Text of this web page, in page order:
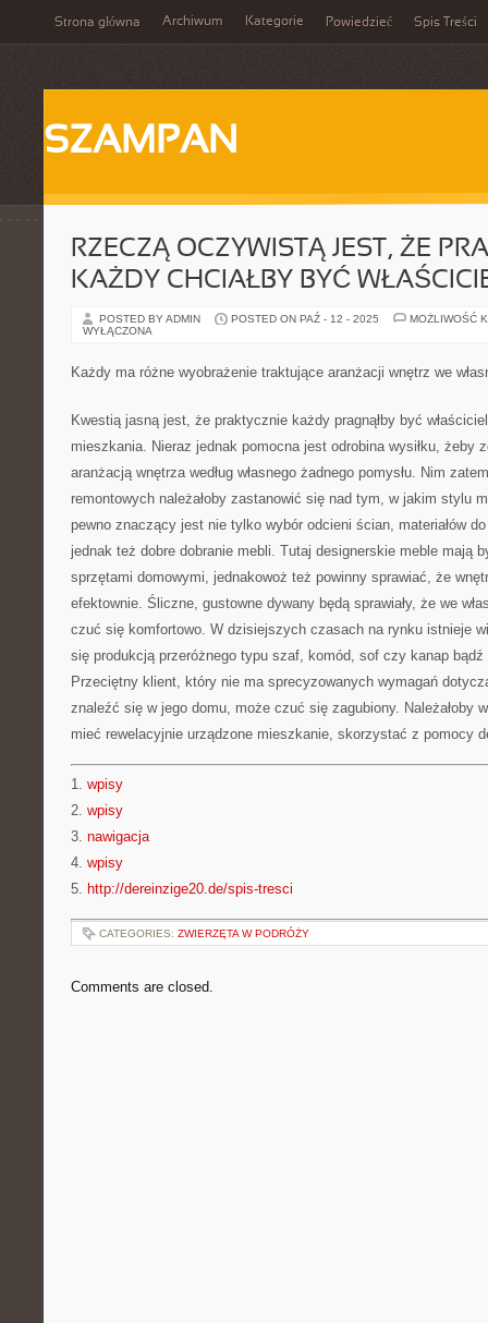
Strona główna Archiwum Kategorie Powiedzieć Spis Treści
SZAMPAN
RZECZĄ OCZYWISTĄ JEST, ŻE
KAŻDY CHCIAŁBY BYĆ
POSTED BY ADMIN POSTED ON PAŹ - 12 - 2025
MOŻLIWOŚĆ
WYŁĄCZONA
Każdy ma różne wyobrażenie traktujące aranżacji wnętrz we
Kwestią jasną jest, że praktycznie każdy pragnąłby być
mieszkania. Nieraz jednak pomocna jest odrobina wysiłku, żeby
aranżacją wnętrza według własnego żadnego pomysłu. Nim
remontowych należałoby zastanowić się nad tym, w jakim stylu
pewno znaczący jest nie tylko wybór odcieni ścian, materiałów
jednak też dobre dobranie mebli. Tutaj designerskie meble mają
sprzętami domowymi, jednakowoż też powinny sprawiać, że
efektownie. Śliczne, gustowne dywany będą sprawiały, że we
czuć się komfortowo. W dzisiejszych czasach na rynku istnieje
się produkcją przeróżnego typu szaf, komód, sof czy kanap
Przeciętny klient, który nie ma sprecyzowanych wymagań
znaleźć się w jego domu, może czuć się zagubiony. Należałoby
mieć rewelacyjnie urządzone mieszkanie, skorzystać z pomocy
1. wpisy
2. wpisy
3. nawigacja
4. wpisy
5. http://dereinzige20.de/spis-tresci
CATEGORIES: ZWIERZĘTA W PODRÓŻY
Comments are closed.